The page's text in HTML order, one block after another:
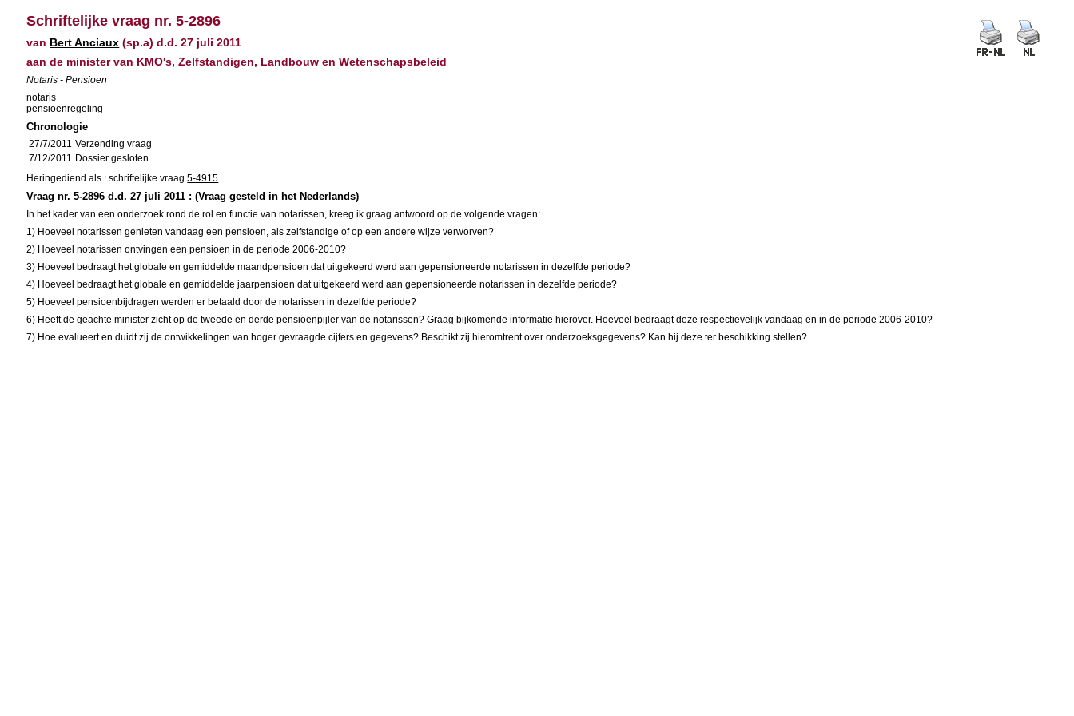
Schriftelijke vraag nr. 5-2896
van Bert Anciaux (sp.a) d.d. 27 juli 2011
aan de minister van KMO's, Zelfstandigen, Landbouw en Wetenschapsbeleid
Notaris - Pensioen
notaris
pensioenregeling
Chronologie
27/7/2011 Verzending vraag
7/12/2011 Dossier gesloten
Heringediend als : schriftelijke vraag5-4915
Vraag nr. 5-2896 d.d. 27 juli 2011 : (Vraag gesteld in het Nederlands)
In het kader van een onderzoek rond de rol en functie van notarissen, kreeg ik graag antwoord op de volgende vragen:
1) Hoeveel notarissen genieten vandaag een pensioen, als zelfstandige of op een andere wijze verworven?
2) Hoeveel notarissen ontvingen een pensioen in de periode 2006-2010?
3) Hoeveel bedraagt het globale en gemiddelde maandpensioen dat uitgekeerd werd aan gepensioneerde notarissen in dezelfde periode?
4) Hoeveel bedraagt het globale en gemiddelde jaarpensioen dat uitgekeerd werd aan gepensioneerde notarissen in dezelfde periode?
5) Hoeveel pensioenbijdragen werden er betaald door de notarissen in dezelfde periode?
6) Heeft de geachte minister zicht op de tweede en derde pensioenpijler van de notarissen? Graag bijkomende informatie hierover. Hoeveel bedraagt deze respectievelijk vandaag en in de periode 2006-2010?
7) Hoe evalueert en duidt zij de ontwikkelingen van hoger gevraagde cijfers en gegevens? Beschikt zij hieromtrent over onderzoeksgegevens? Kan hij deze ter beschikking stellen?